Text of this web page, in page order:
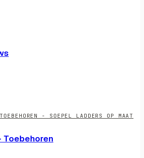
- SOEPEL LADDERS OP MAAT
Toebehoren